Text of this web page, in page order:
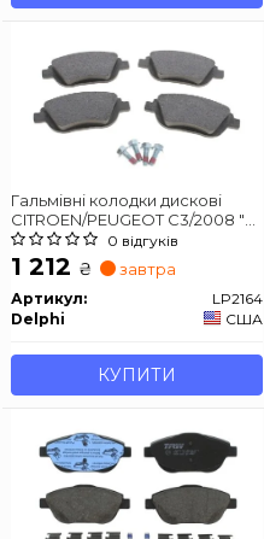
Гальмівні колодки дискові
CITROEN/PEUGEOT C3/2008 "F
"09>>
0 відгуків
1 212 ₴ завтра
Артикул:
LP2164
Delphi
США
КУПИТИ